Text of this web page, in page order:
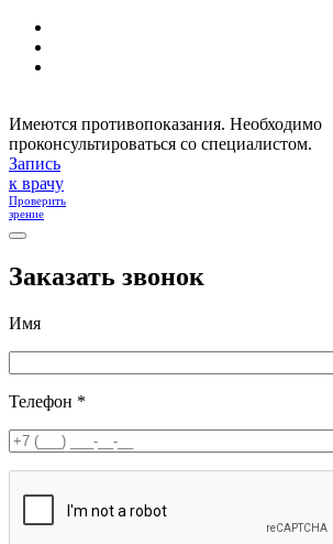
Имеются противопоказания. Необходимо
проконсультироваться со специалистом.
Запись
к врачу
Проверить
зрение
Заказать звонок
Имя
Телефон *